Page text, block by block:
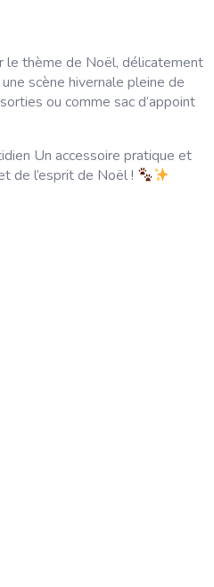
le thème de Noël, délicatement
scène hivernale pleine de
ou comme sac d’appoint
Un accessoire pratique et
de l’esprit de Noël !